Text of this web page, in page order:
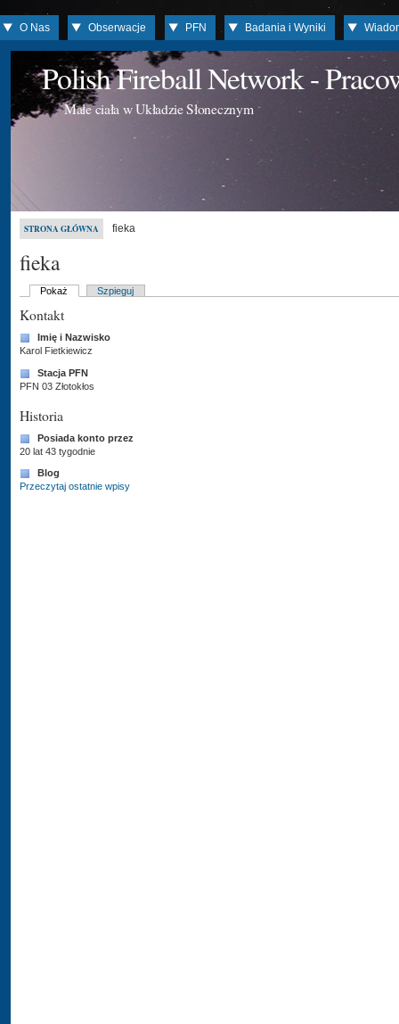
O Nas Obserwacje PFN Badania i Wyniki
Polish Fireball Network -
Małe ciała w Układzie Słonecznym
STRONA GŁÓWNA fieka
fieka
Pokaż Szpieguj
Kontakt
Imię i Nazwisko
Karol Fietkiewicz
Stacja PFN
PFN 03 Złotokłos
Historia
Posiada konto przez
20 lat 43 tygodnie
Blog
Przeczytaj ostatnie wpisy